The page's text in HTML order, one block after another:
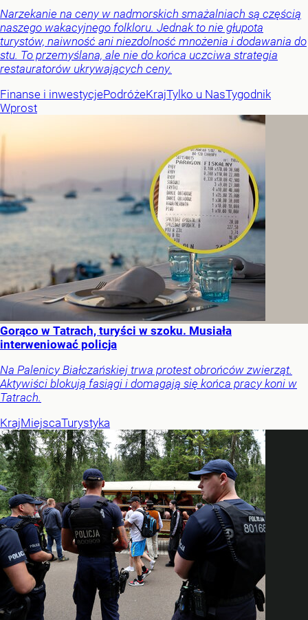
Narzekanie na ceny w nadmorskich smażalniach są częścią
naszego wakacyjnego folkloru. Jednak to nie głupota
turystów, naiwność ani niezdolność mnożenia i dodawania do
stu. To przemyślana, ale nie do końca uczciwa strategia
restauratorów ukrywających ceny.
Finanse i inwestycjePodróżeKrajTylko u NasTygodnik
Wprost
Gorąco w Tatrach, turyści w szoku. Musiała
interweniować policja
Na Palenicy Białczańskiej trwa protest obrońców zwierząt.
Aktywiści blokują fasiągi i domagają się końca pracy koni w
Tatrach.
KrajMiejscaTurystyka